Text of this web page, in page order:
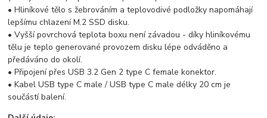
• Hliníkové tělo s žebrováním a teplovodivé podložky napomáhají
lepšímu chlazení M.2 SSD disku.
• Vyšší povrchová teplota boxu není závadou - díky hliníkovému
tělu je teplo generované provozem disku lépe odváděno a
předáváno do okolí.
• Připojení přes USB 3.2 Gen 2 type C female konektor.
• Kabel USB type C male / USB type C male délky 20 cm je
součástí balení.